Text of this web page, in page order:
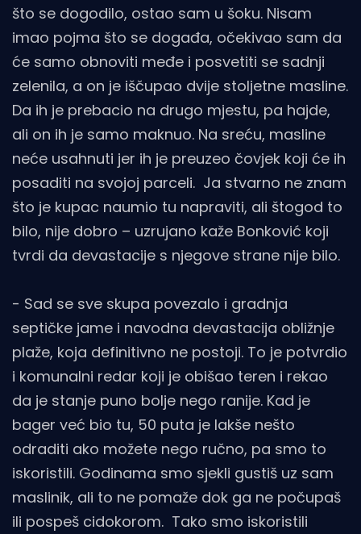
što se dogodilo, ostao sam u šoku. Nisam
imao pojma što se događa, očekivao sam da
će samo obnoviti međe i posvetiti se sadnji
zelenila, a on je iščupao dvije stoljetne masline.
Da ih je prebacio na drugo mjestu, pa hajde,
ali on ih je samo maknuo. Na sreću, masline
neće usahnuti jer ih je preuzeo čovjek koji će ih
posaditi na svojoj parceli. Ja stvarno ne znam
što je kupac naumio tu napraviti, ali štogod to
bilo, nije dobro – uzrujano kaže Bonković koji
tvrdi da devastacije s njegove strane nije bilo.
- Sad se sve skupa povezalo i gradnja
septičke jame i navodna devastacija obližnje
plaže, koja definitivno ne postoji. To je potvrdio
i komunalni redar koji je obišao teren i rekao
da je stanje puno bolje nego ranije. Kad je
bager već bio tu, 50 puta je lakše nešto
odraditi ako možete nego ručno, pa smo to
iskoristili. Godinama smo sjekli gustiš uz sam
maslinik, ali to ne pomaže dok ga ne počupaš
ili pospeš cidokorom. Tako smo iskoristili